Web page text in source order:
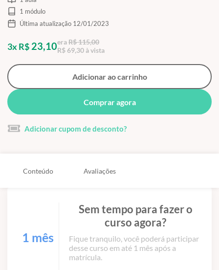
1 módulo
Última atualização 12/01/2023
3x R$ 23,10eraR$ 115,00
R$ 69,30 à vista
Adicionar ao carrinho
Comprar agora
Adicionar cupom de desconto?
Conteúdo Avaliações
1 mês
Sem tempo para fazer o
curso agora?
Fique tranquilo, você poderá participar
desse curso em até 1 mês após a
matrícula.